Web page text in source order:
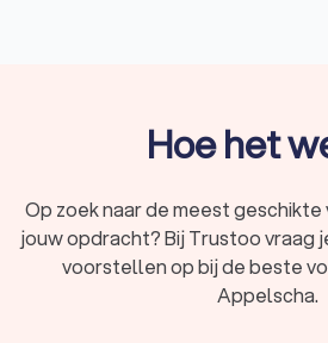
Vochtproblemen in huis oplossen is
klaart. Een professionele
wordt de oorzaak van het probleem
de symptomen.
Vochtbestrijding in huis bestaat uit
De vochtspecialist stelt de
gerichte oplossingen toe.
Hoe het
Op zoek naar de meest
jouw opdracht? Bij Trustoo vraag
voorstellen op bij de beste
Appelscha.